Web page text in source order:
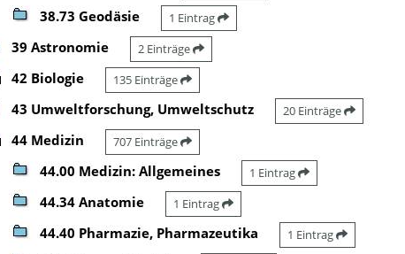
38.73 Geodäsie 1 Eintrag
39 Astronomie 2 Einträge
42 Biologie 135 Einträge
43 Umweltforschung, Umweltschutz 20 Einträge
44 Medizin 707 Einträge
44.00 Medizin: Allgemeines 1 Eintrag
44.34 Anatomie 1 Eintrag
44.40 Pharmazie, Pharmazeutika 1 Eintrag